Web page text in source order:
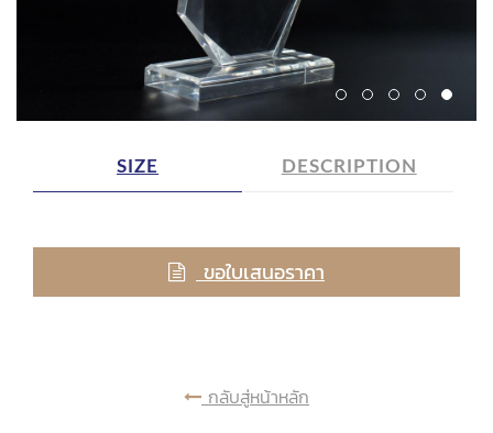
SIZE DESCRIPTION
ขอใบเสนอราคา
กลับสู่หน้าหลัก